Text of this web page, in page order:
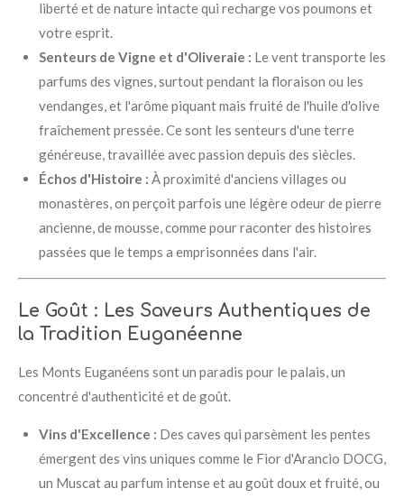
liberté et de nature intacte qui recharge vos poumons et
votre esprit.
Senteurs de Vigne et d'Oliveraie : Le vent transporte les
parfums des vignes, surtout pendant la floraison ou les
vendanges, et l'arôme piquant mais fruité de l'huile d'olive
fraîchement pressée. Ce sont les senteurs d'une terre
généreuse, travaillée avec passion depuis des siècles.
Échos d'Histoire : À proximité d'anciens villages ou
monastères, on perçoit parfois une légère odeur de pierre
ancienne, de mousse, comme pour raconter des histoires
passées que le temps a emprisonnées dans l'air.
Le Goût : Les Saveurs Authentiques de
la Tradition Euganéenne
Les Monts Euganéens sont un paradis pour le palais, un
concentré d'authenticité et de goût.
Vins d'Excellence : Des caves qui parsèment les pentes
émergent des vins uniques comme le Fior d'Arancio DOCG,
un Muscat au parfum intense et au goût doux et fruité, ou